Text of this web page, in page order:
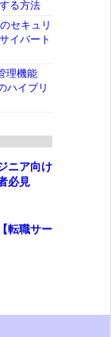
る方法
セキュリ
イバート
理機能
ハイブリ
ニア向け
必見
転職サー